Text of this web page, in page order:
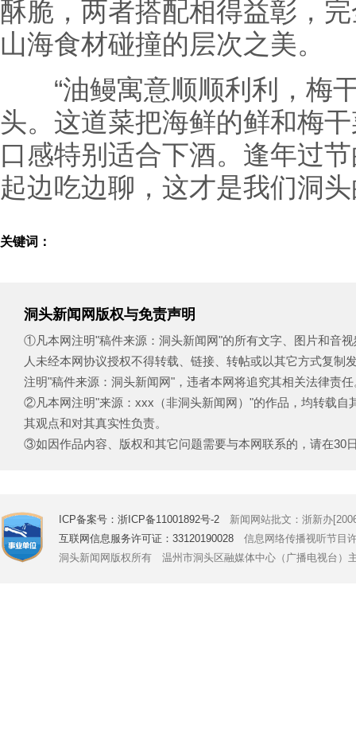
酥脆，两者搭配相得益彰，
山海食材碰撞的层次之美。
“油鳗寓意顺顺利利，梅
头。这道菜把海鲜的鲜和梅
口感特别适合下酒。逢年过
起边吃边聊，这才是我们洞
关键词：
洞头新闻网版权与免责声明
①凡本网注明"稿件来源：洞头新闻网"的所有文字、图片和音
人未经本网协议授权不得转载、链接、转帖或以其它方式复
注明"稿件来源：洞头新闻网"，违者本网将追究其相关法律责任
②凡本网注明"来源：xxx（非洞头新闻网）"的作品，均转载自
其观点和对其真实性负责。
③如因作品内容、版权和其它问题需要与本网联系的，请在30
ICP备案号：浙ICP备11001892号-2 新闻网站批文：浙新办
互联网信息服务许可证：33120190028 信息网络传播视听节目
洞头新闻网版权所有 温州市洞头区融媒体中心（广播电视台）